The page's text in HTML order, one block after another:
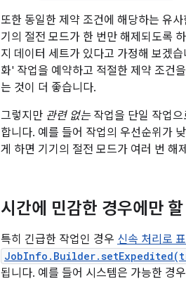
또한 동일한 제약 조건에 해당하는 유
기의 절전 모드가 한 번만 해제되도록
지 데이터 세트가 있다고 가정해 보겠
화' 작업을 예약하고 적절한 제약 조건
는 것이 더 좋습니다.
그렇지만 관련 없는작업을 단일 작업으
합니다. 예를 들어 작업의 우선순위가
게 하면 기기의 절전 모드가 여러 번 해
시간에 민감한 경우에만
특히 긴급한 작업인 경우 신속 처리로 표
됩니다. 예를 들어 시스템은 가능한 경